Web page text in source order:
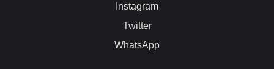
Instagram
Twitter
WhatsApp